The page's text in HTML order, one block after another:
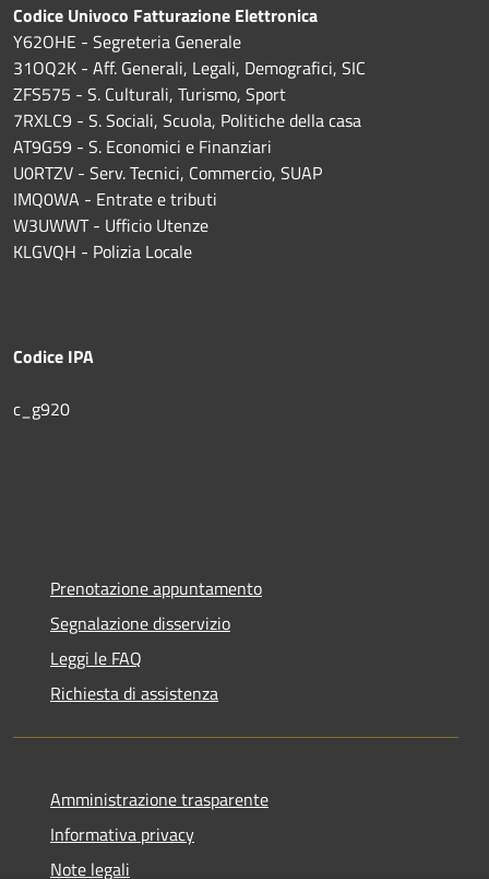
Codice Univoco Fatturazione Elettronica
Y62OHE - Segreteria Generale
31OQ2K - Aff. Generali, Legali, Demografici, SIC
ZFS575 - S. Culturali, Turismo, Sport
7RXLC9 - S. Sociali, Scuola, Politiche della casa
AT9G59 - S. Economici e Finanziari
U0RTZV - Serv. Tecnici, Commercio, SUAP
IMQ0WA - Entrate e tributi
W3UWWT - Ufficio Utenze
KLGVQH - Polizia Locale
Codice IPA
c_g920
Prenotazione appuntamento
Segnalazione disservizio
Leggi le FAQ
Richiesta di assistenza
Amministrazione trasparente
Informativa privacy
Note legali